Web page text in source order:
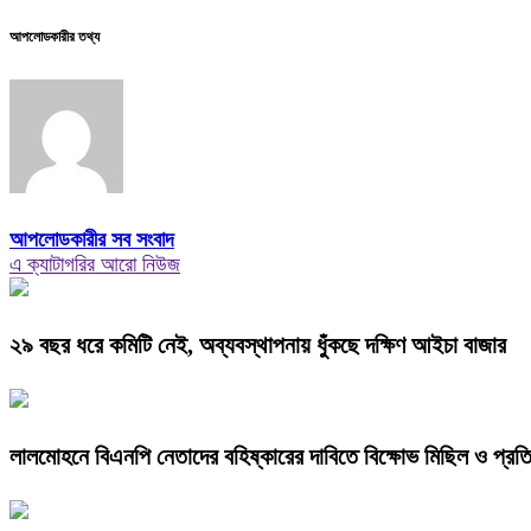
আপলোডকারীর তথ্য
আপলোডকারীর সব সংবাদ
এ ক্যাটাগরির আরো নিউজ
২৯ বছর ধরে কমিটি নেই, অব্যবস্থাপনায় ধুঁকছে দক্ষিণ আইচা বাজার
লালমোহনে বিএনপি নেতাদের বহিষ্কারের দাবিতে বিক্ষোভ মিছিল ও